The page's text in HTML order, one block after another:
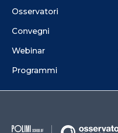
Osservatori
Convegni
Webinar
Programmi